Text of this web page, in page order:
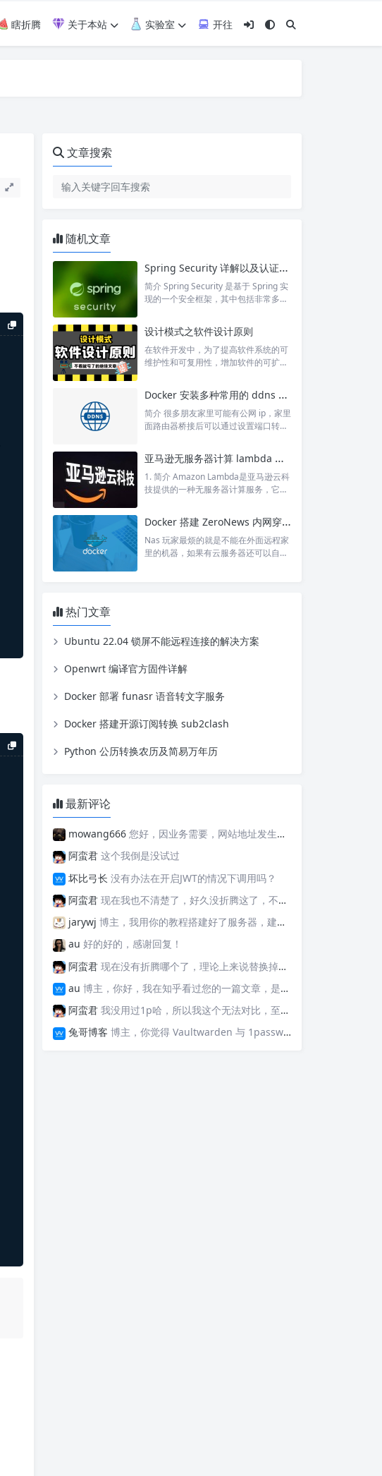
瞎折腾 关于本站 实验室
开往
文章搜索
随机文章
Spring Security 详解以及认证过程
简介 Spring Security 是基于 Spring 实
现的一个安全框架，其中包括非常多的
等功能。 过滤器链 Spring Security 常
用的过滤器有15个，如下图所示： 在 F
ilterChainProxy 类中的 doFilterIntern
al 方法打断点可以看见。 1.org.springf
设计模式之软件设计原则
在软件开发中，为了提高软件系统的可
维护性和可复用性，增加软件的可扩展
则来开发程序，从而提高软件开发效
率、节约软件开发成本和维护成本。 1
开闭原则 对扩展开放，对修改关闭。在
程序需要进行拓展的时候，不能去修改
简言之，是为了使程序的扩展性好，易
于维护和升级。 想要达到这样的效果，
我们需要使用接口和抽象类。 因为抽象
灵活性好，适应...
Docker 安装多种常用的 ddns 工具
简介 很多朋友家里可能有公网 ip，家里
面路由器桥接后可以通过设置端口转发
里设备。但是，这个公网 ip 是动态的，
可能几天就变了，非常不方便。 而域名
就是为了方便不用记忆 ip，对于静态的
只需要配置一次解析即可，但是对于动
是阿蛮君用过的几种 docker 搭建 ddns
工具。 一、ddns-go ddns-go ...
亚马逊无服务器计算 lambda 的初体验
1. 简介 Amazon Lambda是亚马逊云科
技提供的一种无服务器计算服务，它的
开发者无需管理底层服务器。Amazon
Lambda 会自动为代码提供执行环境，
包括计算资源、内存、存储等。 计费基
于实际执行时间和资源消耗，避免了闲
Docker 搭建 ZeroNews 内网穿透
Nas 玩家最烦的就是不能在外面远程家
里的机器，如果有云服务器还可以自己
服务器就挺多的。 首先需要登录 zeron
-compo...
热门文章
Ubuntu 22.04 锁屏不能远程连接的解决方案
Openwrt 编译官方固件详解
Docker 部署 funasr 语音转文字服务
Docker 搭建开源订阅转换 sub2clash
Python 公历转换农历及简易万年历
最新评论
mowang666 您好，因业务需要，网站地址发生变更，信息如下： 网站名称: 新锐博客 网站地址: https://blog.xrbk.cn 网站图标: https://blog.xrbk.cn/favicon.png 网站描述: 记录学习与分享资源 RSS地址：https://blog.xrbk.cn/atom.xml 请您及时更新，给你带来的不便敬请谅解
阿蛮君 这个我倒是没试过
坏比弓长 没有办法在开启JWT的情况下调用吗？
阿蛮君 现在我也不清楚了，好久没折腾这了，不好意思哈，现在用的tailscale
jarywj 博主，我用你的教程搭建好了服务器，建好了网络，但是客户端在替换planet文件后，加入了网络，服务器上看不到这个加入的客户端，这是为什么呢？
au 好的好的，感谢回复！
阿蛮君 现在没有折腾哪个了，理论上来说替换掉那些api就可以检测，https://v6.ident.me, https://6.ipw.cn, https://v6.yinghualuo.cn/bejson，不过我没有试过不知道行不行。我现在是用ddns-go这款工具。动态解析域名，并且可以触发webhook给我发送邮件的
au 博主，你好，我在知乎看过您的一篇文章，是关于使用Docker部署容器监控公网IP变动并主动发送邮件的“https://zhuanlan.zhihu.com/p/568074329”这篇文章，我想问的是，这个可以监控IPv6的变化并发送邮件嘛？因为我现在测试了，它只能发送IPv4的，请问如果要添加IPv6的变化，我该如何操作呢？谢谢您！
阿蛮君 我没用过1p哈，所以我这个无法对比，至少Vaultwarden我用了一两年感觉还不错
兔哥博客 博主，你觉得 Vaultwarden 与 1password 比哪个好用？我个人一直在用付费版的 1password，但最近也想自建试试Vaultwarden，又担心用不惯。